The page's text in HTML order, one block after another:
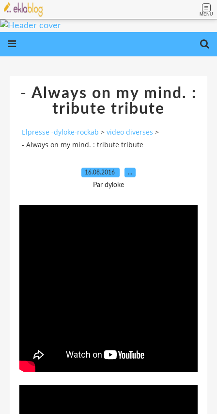
MENU
- Always on my mind. :
tribute tribute
Elpresse -dyloke-rockab > video diverses >
- Always on my mind. : tribute tribute
16.08.2016 …
Par dyloke